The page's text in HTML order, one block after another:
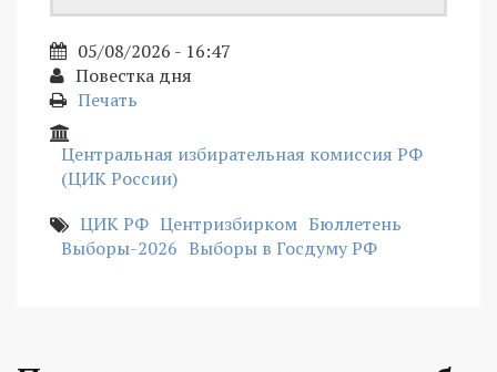
05/08/2026 - 16:47
Повестка дня
Печать
Центральная избирательная комиссия РФ
(ЦИК России)
ЦИК РФ Центризбирком Бюллетень
Выборы-2026 Выборы в Госдуму РФ